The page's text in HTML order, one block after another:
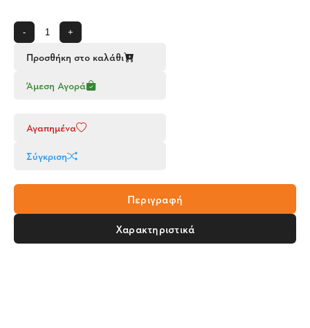
- +
Προσθήκη στο καλάθι
Άμεση Αγορά
Αγαπημένα
Σύγκριση
Περιγραφή
Χαρακτηριστικά